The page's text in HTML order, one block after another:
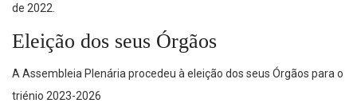
de 2022.
Eleição dos seus Órgãos
A Assembleia Plenária procedeu à eleição dos seus Órgãos para o
triénio 2023-2026